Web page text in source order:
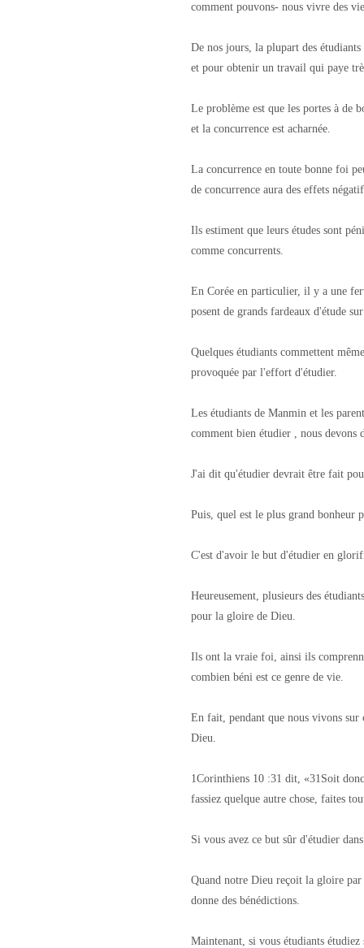
comment pouvons- nous vivre des
De nos jours, la plupart des
et pour obtenir un travail qui paye
Le problème est que les portes à de
et la concurrence est acharnée.
La concurrence en toute bonne foi
de concurrence aura des effets
Ils estiment que leurs études sont
comme concurrents.
En Corée en particulier, il y a une
posent de grands fardeaux d'étude
Quelques étudiants commettent
provoquée par l'effort d'étudier.
Les étudiants de Manmin et les
comment bien étudier , nous devons
J'ai dit qu'étudier devrait être fait
Puis, quel est le plus grand bonheur
C'est d'avoir le but d'étudier en
Heureusement, plusieurs des
pour la gloire de Dieu.
Ils ont la vraie foi, ainsi ils
combien béni est ce genre de vie.
En fait, pendant que nous vivons sur
Dieu.
1Corinthiens 10 :31 dit, «31Soit
fassiez quelque autre chose, faites
Si vous avez ce but sûr d'étudier
Quand notre Dieu reçoit la gloire
donne des bénédictions.
Maintenant, si vous étudiants